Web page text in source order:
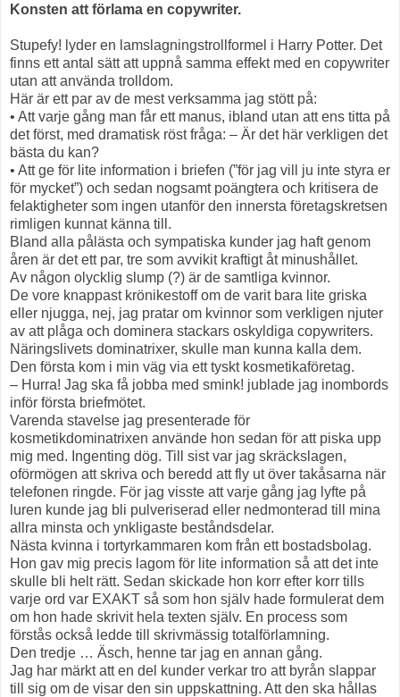
Konsten att förlama en copywriter.
Stupefy! lyder en lamslagningstrollformel i Harry Potter. Det
finns ett antal sätt att uppnå samma effekt med en copywriter
utan att använda trolldom.
Här är ett par av de mest verksamma jag stött på:
• Att varje gång man får ett manus, ibland utan att ens titta på
det först, med dramatisk röst fråga: – Är det här verkligen det
bästa du kan?
• Att ge för lite information i briefen (”för jag vill ju inte styra er
för mycket”) och sedan nogsamt poängtera och kritisera de
felaktigheter som ingen utanför den innersta företagskretsen
rimligen kunnat känna till.
Bland alla pålästa och sympatiska kunder jag haft genom
åren är det ett par, tre som avvikit kraftigt åt minushållet.
Av någon olycklig slump (?) är de samtliga kvinnor.
De vore knappast krönikestoff om de varit bara lite griska
eller njugga, nej, jag pratar om kvinnor som verkligen njuter
av att plåga och dominera stackars oskyldiga copywriters.
Näringslivets dominatrixer, skulle man kunna kalla dem.
Den första kom i min väg via ett tyskt kosmetikaföretag.
– Hurra! Jag ska få jobba med smink! jublade jag inombords
inför första briefmötet.
Varenda stavelse jag presenterade för
kosmetikdominatrixen använde hon sedan för att piska upp
mig med. Ingenting dög. Till sist var jag skräckslagen,
oförmögen att skriva och beredd att fly ut över takåsarna när
telefonen ringde. För jag visste att varje gång jag lyfte på
luren kunde jag bli pulveriserad eller nedmonterad till mina
allra minsta och ynkligaste beståndsdelar.
Nästa kvinna i tortyrkammaren kom från ett bostadsbolag.
Hon gav mig precis lagom för lite information så att det inte
skulle bli helt rätt. Sedan skickade hon korr efter korr tills
varje ord var EXAKT så som hon själv hade formulerat dem
om hon hade skrivit hela texten själv. En process som
förstås också ledde till skrivmässig totalförlamning.
Den tredje … Äsch, henne tar jag en annan gång.
Jag har märkt att en del kunder verkar tro att byrån slappar
till sig om de visar den sin uppskattning. Att den ska hållas